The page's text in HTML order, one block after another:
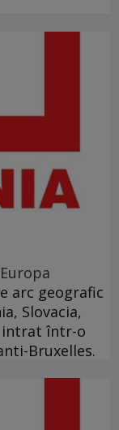
arc geografic
Slovacia,
intrat într-o
Bruxelles.